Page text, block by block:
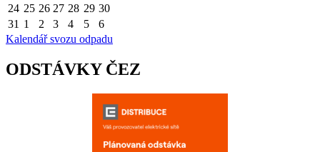
24 25 26 27 28 29 30
31 1 2 3 4 5
6
Kalendář svozu odpadu
ODSTÁVKY ČEZ